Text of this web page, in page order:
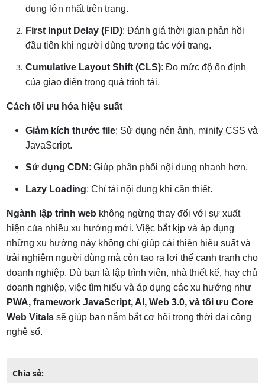
dung lớn nhất trên trang.
First Input Delay (FID): Đánh giá thời gian phản hồi
đầu tiên khi người dùng tương tác với trang.
Cumulative Layout Shift (CLS): Đo mức độ ổn định
của giao diện trong quá trình tải.
Cách tối ưu hóa hiệu suất
Giảm kích thước file: Sử dụng nén ảnh, minify CSS và
JavaScript.
Sử dụng CDN : Giúp phân phối nội dung nhanh hơn.
Lazy Loading: Chỉ tải nội dung khi cần thiết.
Ngành lập trình web không ngừng thay đổi với sự xuất
hiện của nhiều xu hướng mới. Việc bắt kịp và áp dụng
những xu hướng này không chỉ giúp cải thiện hiệu suất và
trải nghiệm người dùng mà còn tạo ra lợi thế cạnh tranh cho
doanh nghiệp. Dù bạn là lập trình viên, nhà thiết kế, hay chủ
doanh nghiệp, việc tìm hiểu và áp dụng các xu hướng như
PWA, framework JavaScript, AI, Web 3.0, và tối ưu Core
Web Vitals sẽ giúp bạn nắm bắt cơ hội trong thời đại công
nghệ số.
Chia sẻ: